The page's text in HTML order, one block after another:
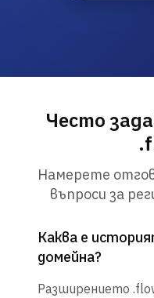
Често
Намерете
въпроси за
Каква е
домейна?
Разширението